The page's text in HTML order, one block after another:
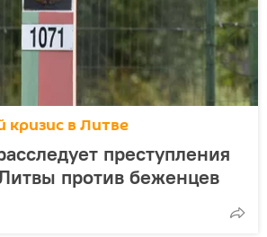
в Литве
преступления
против беженцев